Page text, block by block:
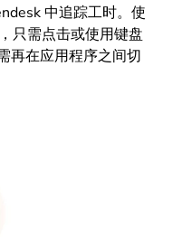
中追踪工时。使
只需点击或使用键盘
再在应用程序之间切